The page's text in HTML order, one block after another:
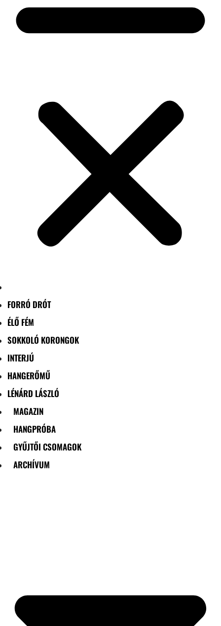
FORRÓ DRÓT
ÉLŐ FÉM
SOKKOLÓ KORONGOK
INTERJÚ
HANGERŐMŰ
LÉNÁRD LÁSZLÓ
MAGAZIN
HANGPRÓBA
GYŰJTŐI CSOMAGOK
ARCHÍVUM